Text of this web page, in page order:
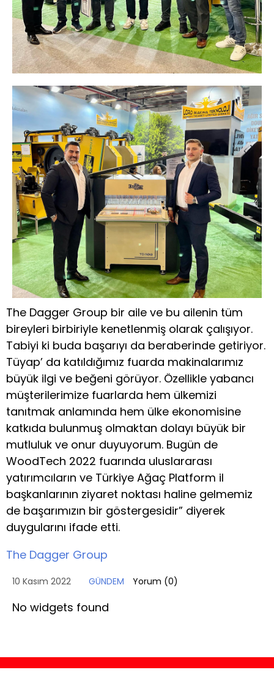
The Dagger Group bir aile ve bu ailenin tüm
bireyleri birbiriyle kenetlenmiş olarak çalışıyor.
Tabiyi ki buda başarıyı da beraberinde getiriyor.
Tüyap’ da katıldığımız fuarda makinalarımız
büyük ilgi ve beğeni görüyor. Özellikle yabancı
müşterilerimize fuarlarda hem ülkemizi
tanıtmak anlamında hem ülke ekonomisine
katkıda bulunmuş olmaktan dolayı büyük bir
mutluluk ve onur duyuyorum. Bugün de
WoodTech 2022 fuarında uluslararası
yatırımcıların ve Türkiye Ağaç Platform il
başkanlarının ziyaret noktası haline gelmemiz
de başarımızın bir göstergesidir” diyerek
duygularını ifade etti.
The Dagger Group
10 Kasım 2022 GÜNDEM Yorum (0)
No widgets found